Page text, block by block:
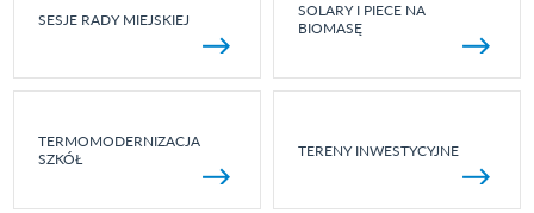
SESJE RADY MIEJSKIEJ
SOLARY I PIECE NA
BIOMASĘ
TERMOMODERNIZACJA
SZKÓŁ
TERENY INWESTYCYJNE